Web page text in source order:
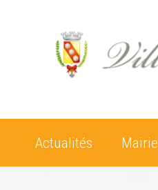
Actualités Mairie